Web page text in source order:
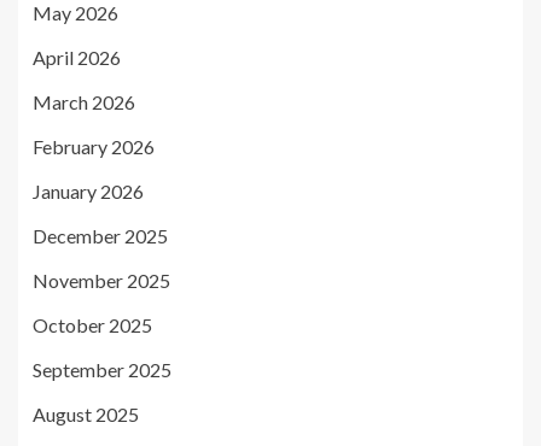
May 2026
April 2026
March 2026
February 2026
January 2026
December 2025
November 2025
October 2025
September 2025
August 2025